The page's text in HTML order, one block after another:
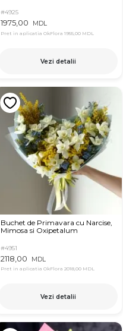
#4925
1975,00 MDL
Pret in aplicatia OkFlora 1955,00 MDL
Vezi detalii
Buchet de Primavara cu Narcise,
Mimosa si Oxipetalum
#4951
2118,00 MDL
Pret in aplicatia OkFlora 2018,00 MDL
Vezi detalii